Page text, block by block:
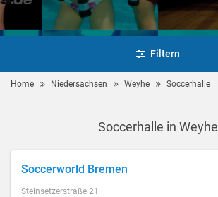
Filtern
Home Niedersachsen Weyhe Soccerhalle
Soccerhalle in Weyhe
Soccerworld Bremen
Steinsetzerstraße 21